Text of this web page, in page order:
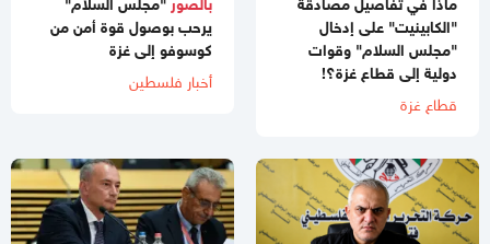
"الكابينيت" على إدخال
"مجلس السلام" وقوات
دولية إلى قطاع غزة؟!
قطاع غزة
يرحب بوصول قوة أمن من
كوسوفو إلى غزة
أخبار فلسطين